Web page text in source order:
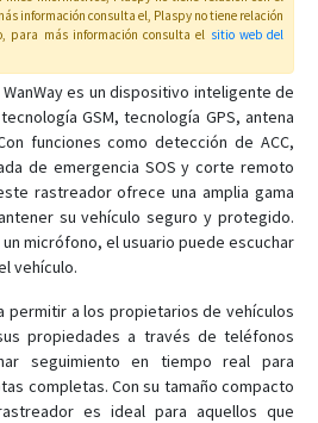
información consulta el, Plaspy no tiene relación
para más información consulta el sitio web del
WanWay es un dispositivo inteligente de
GSM, tecnología GPS, antena
funciones como detección de ACC,
de emergencia SOS y corte remoto
rastreador ofrece una amplia gama
su vehículo seguro y protegido.
micrófono, el usuario puede escuchar
vehículo.
permitir a los propietarios de vehículos
propiedades a través de teléfonos
seguimiento en tiempo real para
completas. Con su tamaño compacto
es ideal para aquellos que